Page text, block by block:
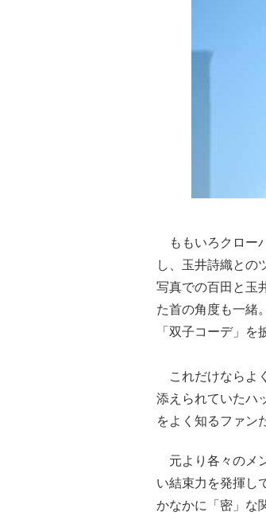
ももいろクロー
し、玉井詩織との
写真での百田と玉
た首の角度も一緒
「双子コーデ」を
これだけならよ
添えられていたハ
をよく知るファン
元より各々のメ
い結束力を発揮し
かなかに「密」な